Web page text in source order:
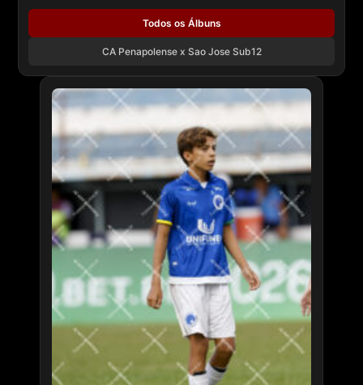
Todos os Álbuns
CA Penapolense x Sao Jose Sub12